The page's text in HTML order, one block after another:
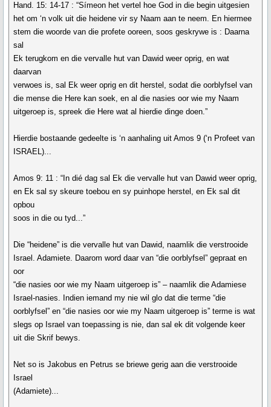
Hand. 15: 14-17 : “Símeon het vertel hoe God in die begin uitgesien
het om ‘n volk uit die heidene vir sy Naam aan te neem. En hiermee
stem die woorde van die profete ooreen, soos geskrywe is : Daarna
sal
Ek terugkom en die vervalle hut van Dawid weer oprig, en wat
daarvan
verwoes is, sal Ek weer oprig en dit herstel, sodat die oorblyfsel van
die mense die Here kan soek, en al die nasies oor wie my Naam
uitgeroep is, spreek die Here wat al hierdie dinge doen.”
Hierdie bostaande gedeelte is ‘n aanhaling uit Amos 9 (‘n Profeet van
ISRAEL)...
Amos 9: 11 : “In dié dag sal Ek die vervalle hut van Dawid weer oprig,
en Ek sal sy skeure toebou en sy puinhope herstel, en Ek sal dit
opbou
soos in die ou tyd...”
Die “heidene” is die vervalle hut van Dawid, naamlik die verstrooide
Israel. Adamiete. Daarom word daar van “die oorblyfsel” gepraat en
oor
“die nasies oor wie my Naam uitgeroep is” – naamlik die Adamiese
Israel-nasies. Indien iemand my nie wil glo dat die terme “die
oorblyfsel” en “die nasies oor wie my Naam uitgeroep is” terme is wat
slegs op Israel van toepassing is nie, dan sal ek dit volgende keer
uit die Skrif bewys.
Net so is Jakobus en Petrus se briewe gerig aan die verstrooide
Israel
(Adamiete)...